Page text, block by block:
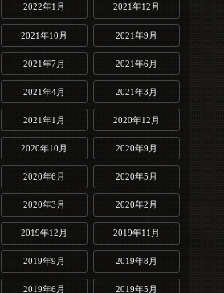
2022年1月 2021年12月
2021年10月 2021年9月
2021年7月 2021年6月
2021年4月 2021年3月
2021年1月 2020年12月
2020年10月 2020年9月
2020年6月 2020年5月
2020年3月 2020年2月
2019年12月 2019年11月
2019年9月 2019年8月
2019年6月 2019年5月